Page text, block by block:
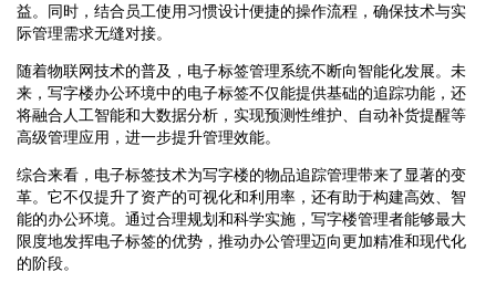
益。同时，结合员工使用习惯设计便捷的操作流程，确保技术与实
际管理需求无缝对接。
随着物联网技术的普及，电子标签管理系统不断向智能化发展。未
来，写字楼办公环境中的电子标签不仅能提供基础的追踪功能，还
将融合人工智能和大数据分析，实现预测性维护、自动补货提醒等
高级管理应用，进一步提升管理效能。
综合来看，电子标签技术为写字楼的物品追踪管理带来了显著的变
革。它不仅提升了资产的可视化和利用率，还有助于构建高效、智
能的办公环境。通过合理规划和科学实施，写字楼管理者能够最大
限度地发挥电子标签的优势，推动办公管理迈向更加精准和现代化
的阶段。